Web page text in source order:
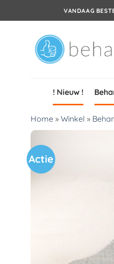
VANDAAG
! Nieuw !
Home » Winkel »
Actie